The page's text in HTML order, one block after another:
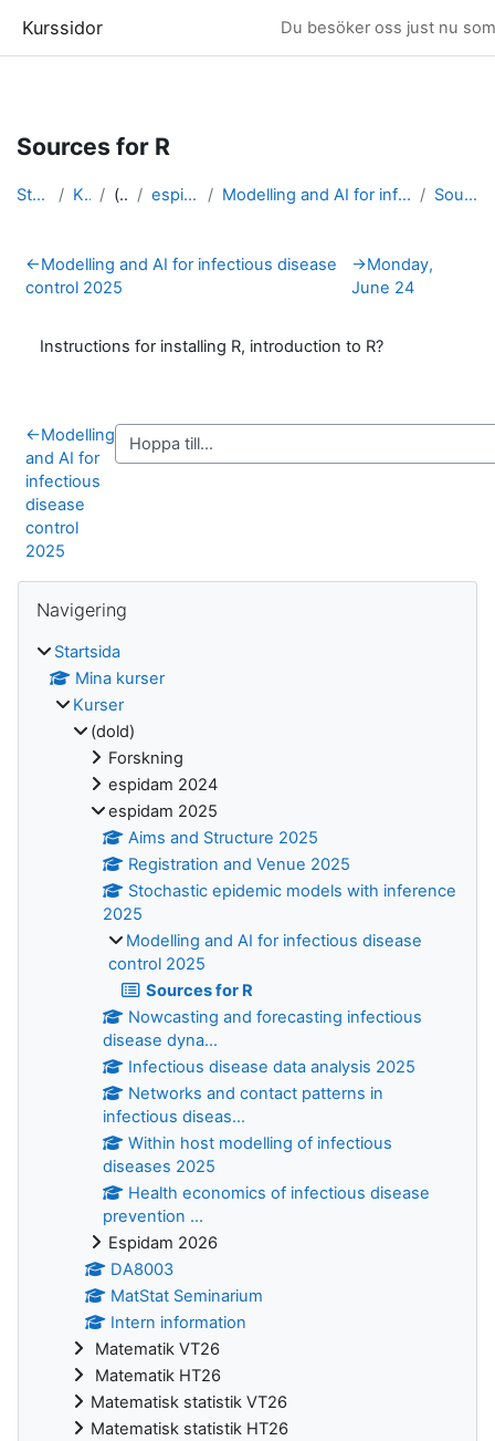
Kurssidor Du besöker oss just nu
Sources for R
Startsida Kurser (dold) espidam 2025 Modelling and AI for infectious disease control 2025 Sources for R
Avsnittsöversikt
←Modelling and AI for infectious disease
control 2025
→Monday,
June 24
Instructions for installing R, introduction to R?
←Modelling
and AI for
infectious
disease
control
2025
Navigering
Startsida
Mina kurser
Kurser
(dold)
Forskning
espidam 2024
espidam 2025
Aims and Structure 2025
Registration and Venue 2025
Stochastic epidemic models with inference
2025
Modelling and AI for infectious disease
control 2025
Sources for R
Nowcasting and forecasting infectious
disease dyna...
Infectious disease data analysis 2025
Networks and contact patterns in
infectious diseas...
Within host modelling of infectious
diseases 2025
Health economics of infectious disease
prevention ...
Espidam 2026
DA8003
MatStat Seminarium
Intern information
Matematik VT26
Matematik HT26
Matematisk statistik VT26
Matematisk statistik HT26